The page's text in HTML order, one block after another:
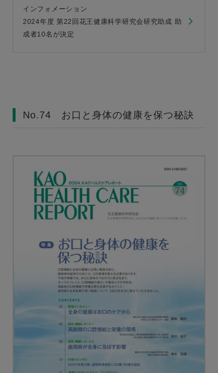
インフォメーション
2024年度 第22回花王健康科学研究会研究助成 助
成者10名が決定
No.74 お口と身体の健康を保つ秘訣